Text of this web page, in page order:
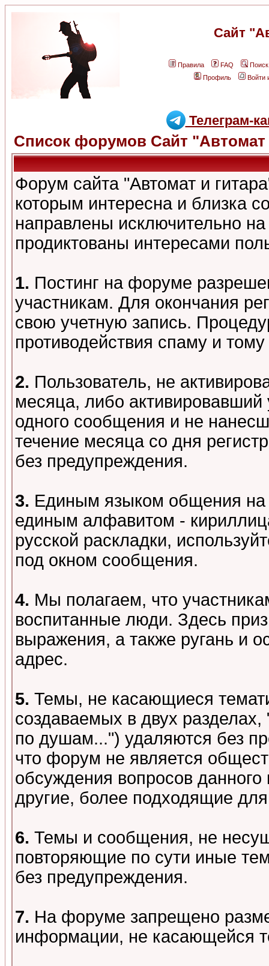
Сайт
Правила FAQ
Поиск
Профиль
Войти
Телеграм-
Список форумов Сайт "Автомат
Форум сайта "Автомат и
которым интересна и близка
направлены исключительно
продиктованы интересами
1. Постинг на форуме
участникам. Для окончания
свою учетную запись.
противодействия спаму и
2. Пользователь, не
месяца, либо
одного сообщения и не
течение месяца со дня
без предупреждения.
3. Единым языком общения на
единым алфавитом -
русской раскладки,
под окном сообщения.
4. Мы полагаем, что
воспитанные люди. Здесь
выражения, а также ругань и
адрес.
5. Темы, не касающиеся
создаваемых в двух
по душам...") удаляются без
что форум не является
обсуждения вопросов данного
другие, более подходящие для
6. Темы и сообщения, не
повторяющие по сути иные
без предупреждения.
7. На форуме запрещено
информации, не касающейся